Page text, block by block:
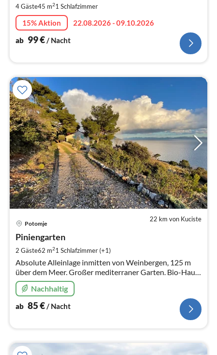
4 Gäste45 m21 Schlafzimmer
15% Aktion
22.08.2026 - 09.10.2026
ab 99€ / Nacht
22 km von Kuciste
Potomje
Piniengarten
2 Gäste62 m21 Schlafzimmer (+1)
Absolute Alleinlage inmitten von Weinbergen, 125 m
über dem Meer. Großer mediterraner Garten. Bio-Haus
und Bio-Einrichtung.
Nachhaltig
ab 85€/ Nacht